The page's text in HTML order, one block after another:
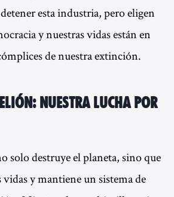
esta industria, pero eligen
y nuestras vidas están en
de nuestra extinción.
nuestra lucha por
solo destruye el planeta, sino que
y mantiene un sistema de